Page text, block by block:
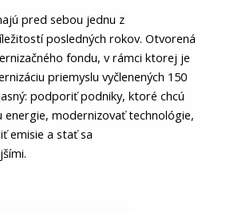
pred sebou jednu z
posledných rokov. Otvorená
fondu, v rámci ktorej je
priemyslu vyčlenených 150
podporiť podniky, ktoré chcú
energie, modernizovať technológie,
emisie a stať sa